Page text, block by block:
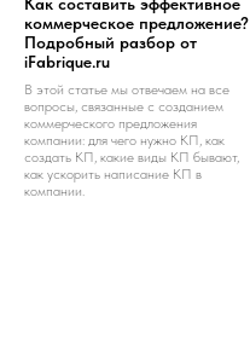
коммерческое предложение?
Подробный разбор от
iFabrique.ru
В этой статье мы отвечаем на все
вопросы, связанные с созданием
коммерческого предложения
компании: для чего нужно КП, как
создать КП, какие виды КП бывают,
как ускорить написание КП в
компании.